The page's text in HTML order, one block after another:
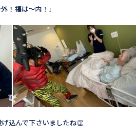
！福は〜内！」
込んで下さいましたね👏